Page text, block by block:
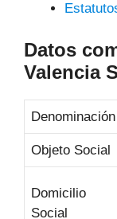
Datos
Valencia
Denominación
Objeto Social
Domicilio
Social